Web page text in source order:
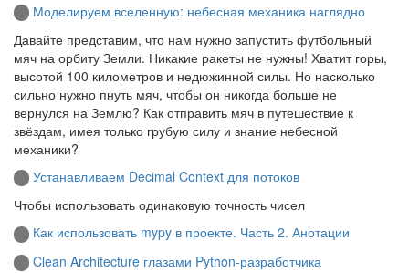
Моделируем вселенную: небесная механика наглядно
Давайте представим, что нам нужно запустить футбольный
мяч на орбиту Земли. Никакие ракеты не нужны! Хватит горы,
высотой 100 километров и недюжинной силы. Но насколько
сильно нужно пнуть мяч, чтобы он никогда больше не
вернулся на Землю? Как отправить мяч в путешествие к
звёздам, имея только грубую силу и знание небесной
механики?
Устанавливаем Decimal Context для потоков
Чтобы использовать одинаковую точность чисел
Как использовать mypy в проекте. Часть 2. Анотации
Clean Architecture глазами Python-разработчика